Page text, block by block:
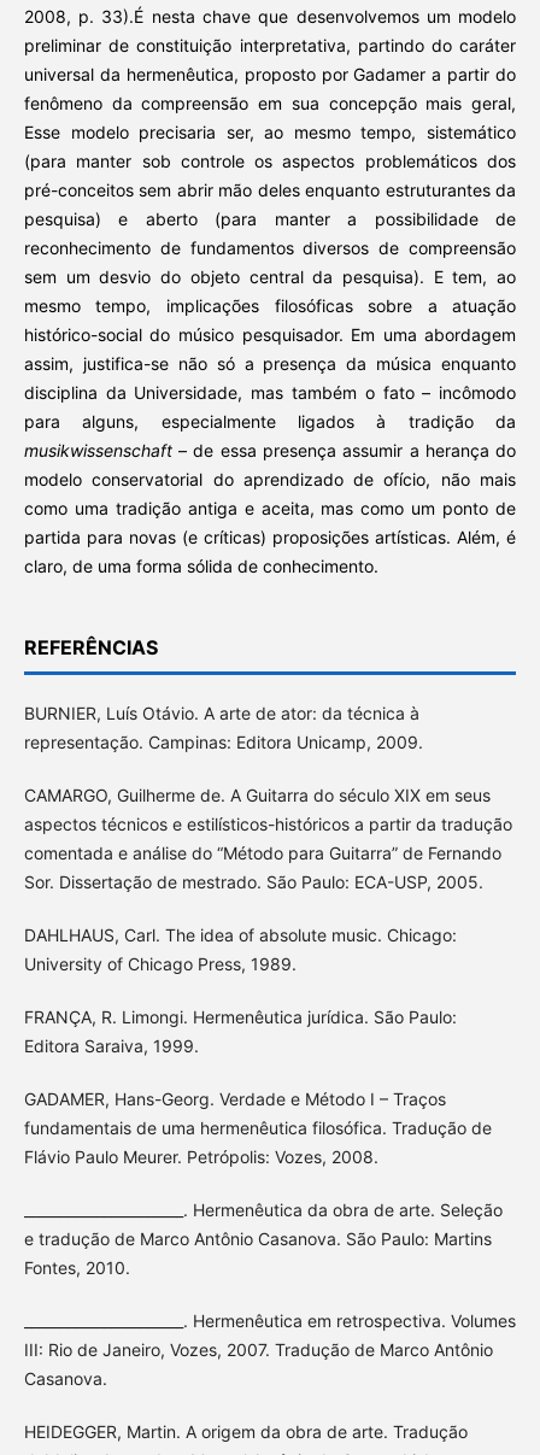
2008, p. 33).É nesta chave que desenvolvemos um modelo
preliminar de constituição interpretativa, partindo do caráter
universal da hermenêutica, proposto por Gadamer a partir do
fenômeno da compreensão em sua concepção mais geral,
Esse modelo precisaria ser, ao mesmo tempo, sistemático
(para manter sob controle os aspectos problemáticos dos
pré-conceitos sem abrir mão deles enquanto estruturantes da
pesquisa) e aberto (para manter a possibilidade de
reconhecimento de fundamentos diversos de compreensão
sem um desvio do objeto central da pesquisa). E tem, ao
mesmo tempo, implicações filosóficas sobre a atuação
histórico-social do músico pesquisador. Em uma abordagem
assim, justifica-se não só a presença da música enquanto
disciplina da Universidade, mas também o fato – incômodo
para alguns, especialmente ligados à tradição da
musikwissenschaft– de essa presença assumir a herança do
modelo conservatorial do aprendizado de ofício, não mais
como uma tradição antiga e aceita, mas como um ponto de
partida para novas (e críticas) proposições artísticas. Além, é
claro, de uma forma sólida de conhecimento.
REFERÊNCIAS
BURNIER, Luís Otávio. A arte de ator: da técnica à
representação. Campinas: Editora Unicamp, 2009.
CAMARGO, Guilherme de. A Guitarra do século XIX em seus
aspectos técnicos e estilísticos-históricos a partir da tradução
comentada e análise do “Método para Guitarra” de Fernando
Sor. Dissertação de mestrado. São Paulo: ECA-USP, 2005.
DAHLHAUS, Carl. The idea of absolute music. Chicago:
University of Chicago Press, 1989.
FRANÇA, R. Limongi. Hermenêutica jurídica. São Paulo:
Editora Saraiva, 1999.
GADAMER, Hans-Georg. Verdade e Método I – Traços
fundamentais de uma hermenêutica filosófica. Tradução de
Flávio Paulo Meurer. Petrópolis: Vozes, 2008.
______________________. Hermenêutica da obra de arte. Seleção
e tradução de Marco Antônio Casanova. São Paulo: Martins
Fontes, 2010.
______________________. Hermenêutica em retrospectiva. Volumes
III: Rio de Janeiro, Vozes, 2007. Tradução de Marco Antônio
Casanova.
HEIDEGGER, Martin. A origem da obra de arte. Tradução